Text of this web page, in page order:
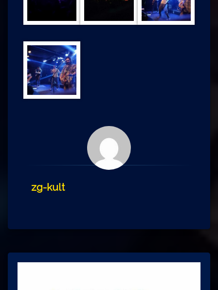
zg-kult